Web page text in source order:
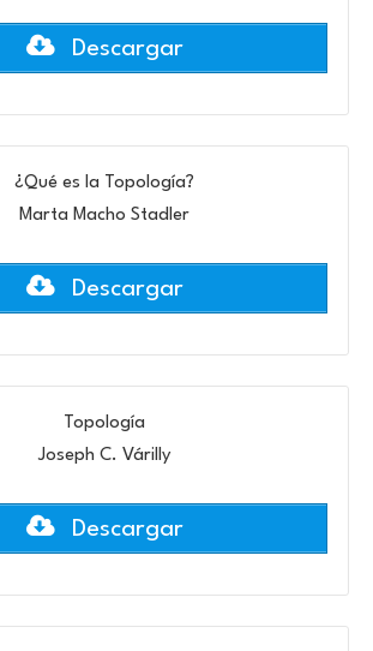
Descargar
¿Qué es la Topología?
Marta Macho Stadler
Descargar
Topología
Joseph C. Várilly
Descargar